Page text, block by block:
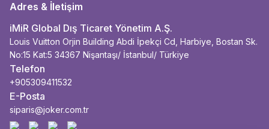
Adres & İletişim
iMiR Global Dış Ticaret Yönetim A.Ş.
Louis Vuitton Orjin Building Abdi İpekçi Cd, Harbiye, Bostan Sk.
No:15 Kat:5 34367 Nişantaşı/ İstanbul/ Türkiye
Telefon
+905309411532
E-Posta
siparis@joker.com.tr